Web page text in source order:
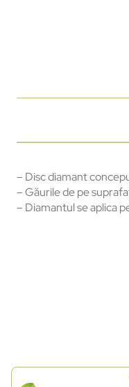
– Disc diamant
– Găurile de pe
– Diamantul se aplica